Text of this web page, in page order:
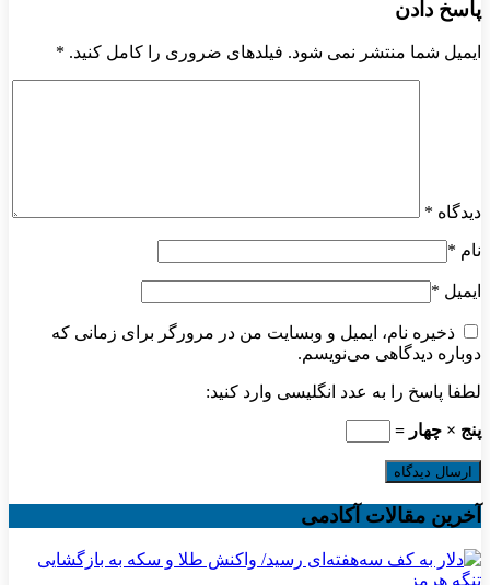
پاسخ دادن
ایمیل شما منتشر نمی شود. فیلدهای ضروری را کامل کنید. *
دیدگاه *
نام *
ایمیل *
ذخیره نام، ایمیل و وبسایت من در مرورگر برای زمانی که
دوباره دیدگاهی می‌نویسم.
لطفا پاسخ را به عدد انگلیسی وارد کنید:
پنج × چهار =
آخرین مقالات آکادمی